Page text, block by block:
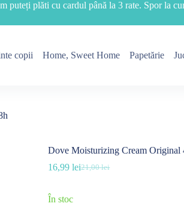
puteți plăti cu cardul până la 3 rate. Spor la
copii Home, Sweet Home Papetărie
Dove Moisturizing Cream Original
21,00lei
Prețul
16,99leiPrețul
În stoc